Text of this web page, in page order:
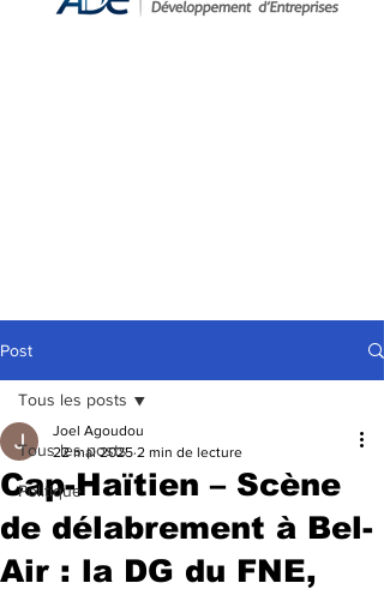
Post
Tous les posts
Politique
Tous les posts
Cap-Haïtien – Scène
de délabrement à Bel-
Air : la DG du FNE,
Joel Agoudou
22 mai 2025 2 min de lecture